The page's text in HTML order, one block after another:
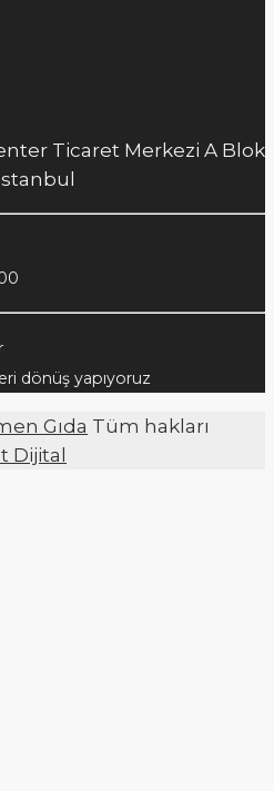
Ticaret Merkezi A Blok
dönüş yapıyoruz
Gıda Tüm hakları
Dijital